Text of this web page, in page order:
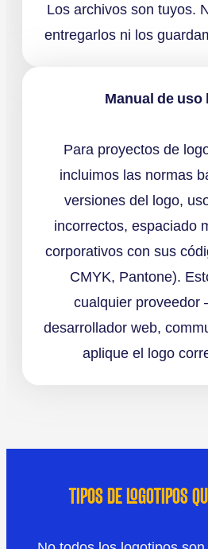
Los archivos son tuyos.
entregarlos ni los
Manual de uso
Para proyectos de
incluimos las normas
versiones del logo,
incorrectos, espaciado
corporativos con sus
CMYK, Pantone).
cualquier
desarrollador web,
aplique el logo
TIPOS DE LOGOTIPOS